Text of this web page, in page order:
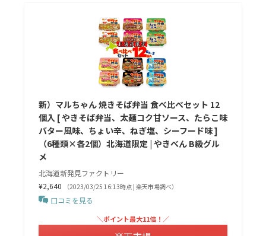
新）マルちゃん 焼きそば弁当 食べ比べセット 12
個入 [ やきそば弁当、太麺コク甘ソース、たらこ味
バター風味、ちょい辛、ねぎ塩、シーフード味 ]
（6種類×各2個）北海道限定 | やきべん B級グル
メ
北海道新発見ファクトリー
¥2,640
（2023/03/25 16:13時点 | 楽天市場調べ）
口コミを見る
＼ポイント最大11倍！／